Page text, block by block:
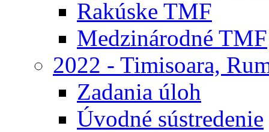
Rakúske TMF
Medzinárodné TMF
2022 - Timisoara,
Zadania úloh
Úvodné sústredenie